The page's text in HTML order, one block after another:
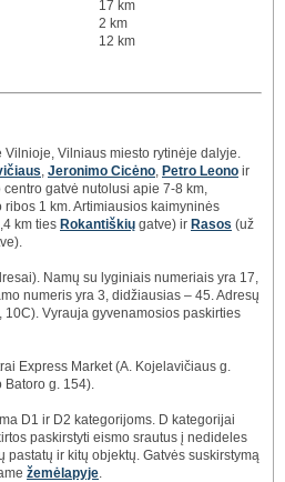
17 km
2 km
12 km
Vilniaus miesto rytinėje dalyje.
Jeronimo Cicėno Petro Leono ir
gatvė nutolusi apie 7-8 km,
1 km. Artimiausios kaimyninės
km ties Rokantiškių gatve) ir Rasos (už
Namų su lyginiais numeriais yra 17,
numeris yra 3, didžiausias – 45. Adresų
10C). Vyrauja gyvenamosios paskirties
Express Market (A. Kojelavičiaus g.
g. 154).
D1 ir D2 kategorijoms. D kategorijai
paskirstyti eismo srautus į nedideles
pastatų ir kitų objektų. Gatvės suskirstymą
žemėlapyje